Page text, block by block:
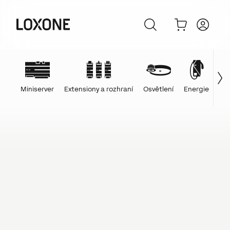
Miniserver Extensiony a rozhraní Osvětlení Energie